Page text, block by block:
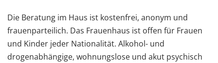
Die Beratung im Haus ist kostenfrei, anonym und
frauenparteilich. Das Frauenhaus ist offen für Frauen
und Kinder jeder Nationalität. Alkohol- und
drogenabhängige, wohnungslose und akut psychisch